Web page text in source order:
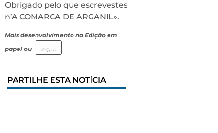
Obrigado pelo que escrevestes
n’A COMARCA DE ARGANIL».
Mais desenvolvimento na Edição em
papel ou
AQUI
PARTILHE ESTA NOTÍCIA